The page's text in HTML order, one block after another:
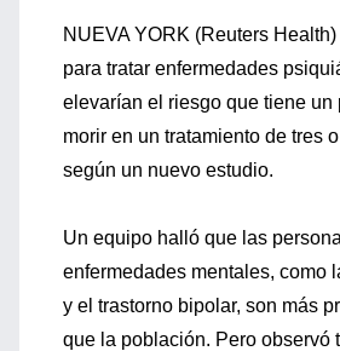
NUEVA YORK (Reuters
para tratar enfermedades
elevarían el riesgo que tiene un
morir en un tratamiento de tres
según un nuevo estudio.
Un equipo halló que las
enfermedades mentales, como
y el trastorno bipolar, son más
que la población. Pero observó